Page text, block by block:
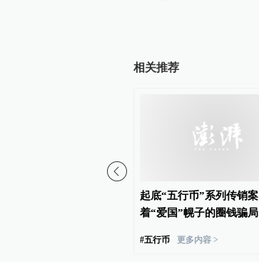
相关推荐
起底“五行币”系列传销
着“爱国”幌子的圈钱骗局
#五行币 更多内容 >